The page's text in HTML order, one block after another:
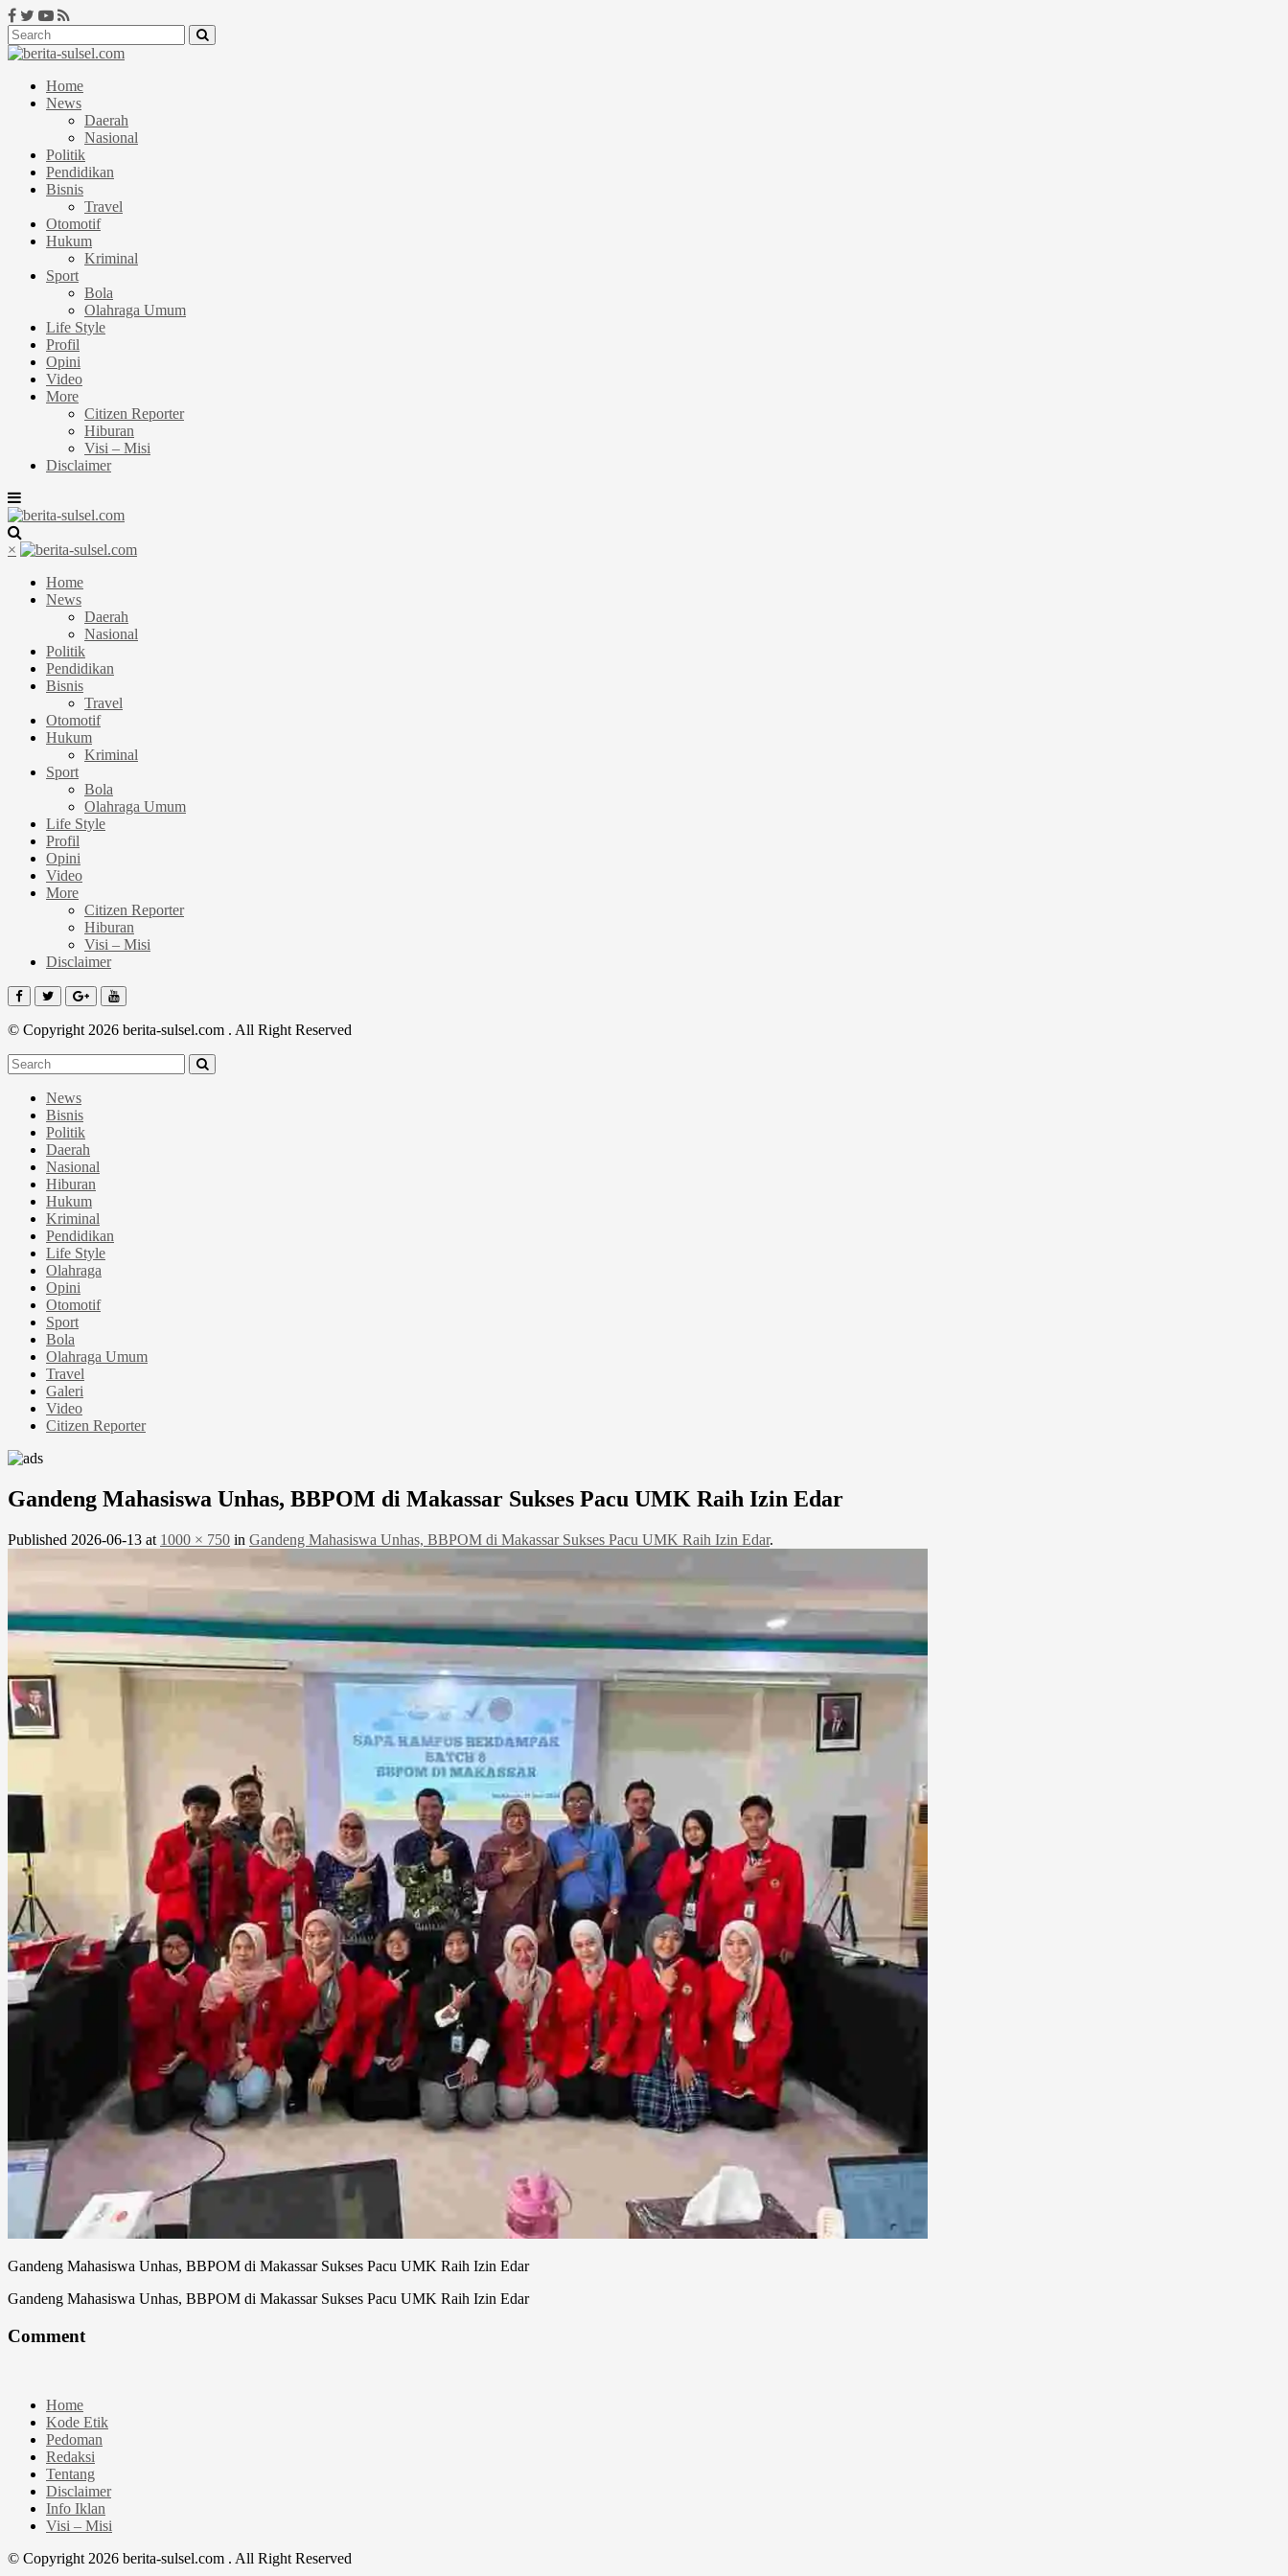
Home
News
Daerah
Nasional
Politik
Pendidikan
Bisnis
Travel
Otomotif
Hukum
Kriminal
Sport
Bola
Olahraga Umum
Life Style
Profil
Opini
Video
More
Citizen Reporter
Hiburan
Visi – Misi
Disclaimer
×
Home
News
Daerah
Nasional
Politik
Pendidikan
Bisnis
Travel
Otomotif
Hukum
Kriminal
Sport
Bola
Olahraga Umum
Life Style
Profil
Opini
Video
More
Citizen Reporter
Hiburan
Visi – Misi
Disclaimer
© Copyright 2026 berita-sulsel.com . All Right Reserved
News
Bisnis
Politik
Daerah
Nasional
Hiburan
Hukum
Kriminal
Pendidikan
Life Style
Olahraga
Opini
Otomotif
Sport
Bola
Olahraga Umum
Travel
Galeri
Video
Citizen Reporter
Gandeng Mahasiswa Unhas, BBPOM di Makassar Sukses Pacu UMK Raih Izin Edar
Published 2026-06-13 at 1000 × 750 in Gandeng Mahasiswa Unhas, BBPOM di Makassar Sukses Pacu UMK Raih Izin Edar.
Gandeng Mahasiswa Unhas, BBPOM di Makassar Sukses Pacu UMK Raih Izin Edar
Gandeng Mahasiswa Unhas, BBPOM di Makassar Sukses Pacu UMK Raih Izin Edar
Comment
Home
Kode Etik
Pedoman
Redaksi
Tentang
Disclaimer
Info Iklan
Visi – Misi
© Copyright 2026 berita-sulsel.com . All Right Reserved